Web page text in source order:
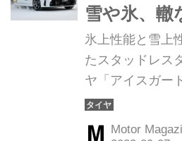
雪や氷、轍
冬道で真価
ッドレスタ
氷上性能と雪上
たスタッドレス
ヤ「アイスガー
iceGUARD 7
ターの施設内と
Motor